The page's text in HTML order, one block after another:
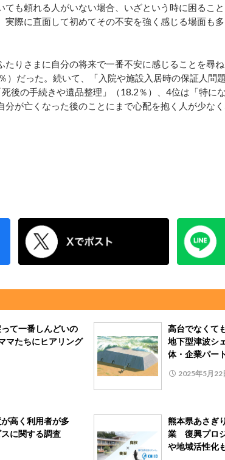
ても頼れる人がいない場合、いざという時に困るこ
際に直面して初めてその不安を強く感じる場面も
りさまに自分の将来で一番不安に感じることを尋
）だった。続いて、「入院や施設入居時の保証人問
後の手続きや遺品整理」（18.2％）、4位は「特に
分が亡くなった後のことにまで心配を抱く人が少なく
て一番しんどいの
たちにヒアリング
高台でなくて
地下型津波シ
体・企業パー
2025年5月22
高く利用者が多
に関する調査
熊本県あさぎ
業 復興プロ
や地域活性化